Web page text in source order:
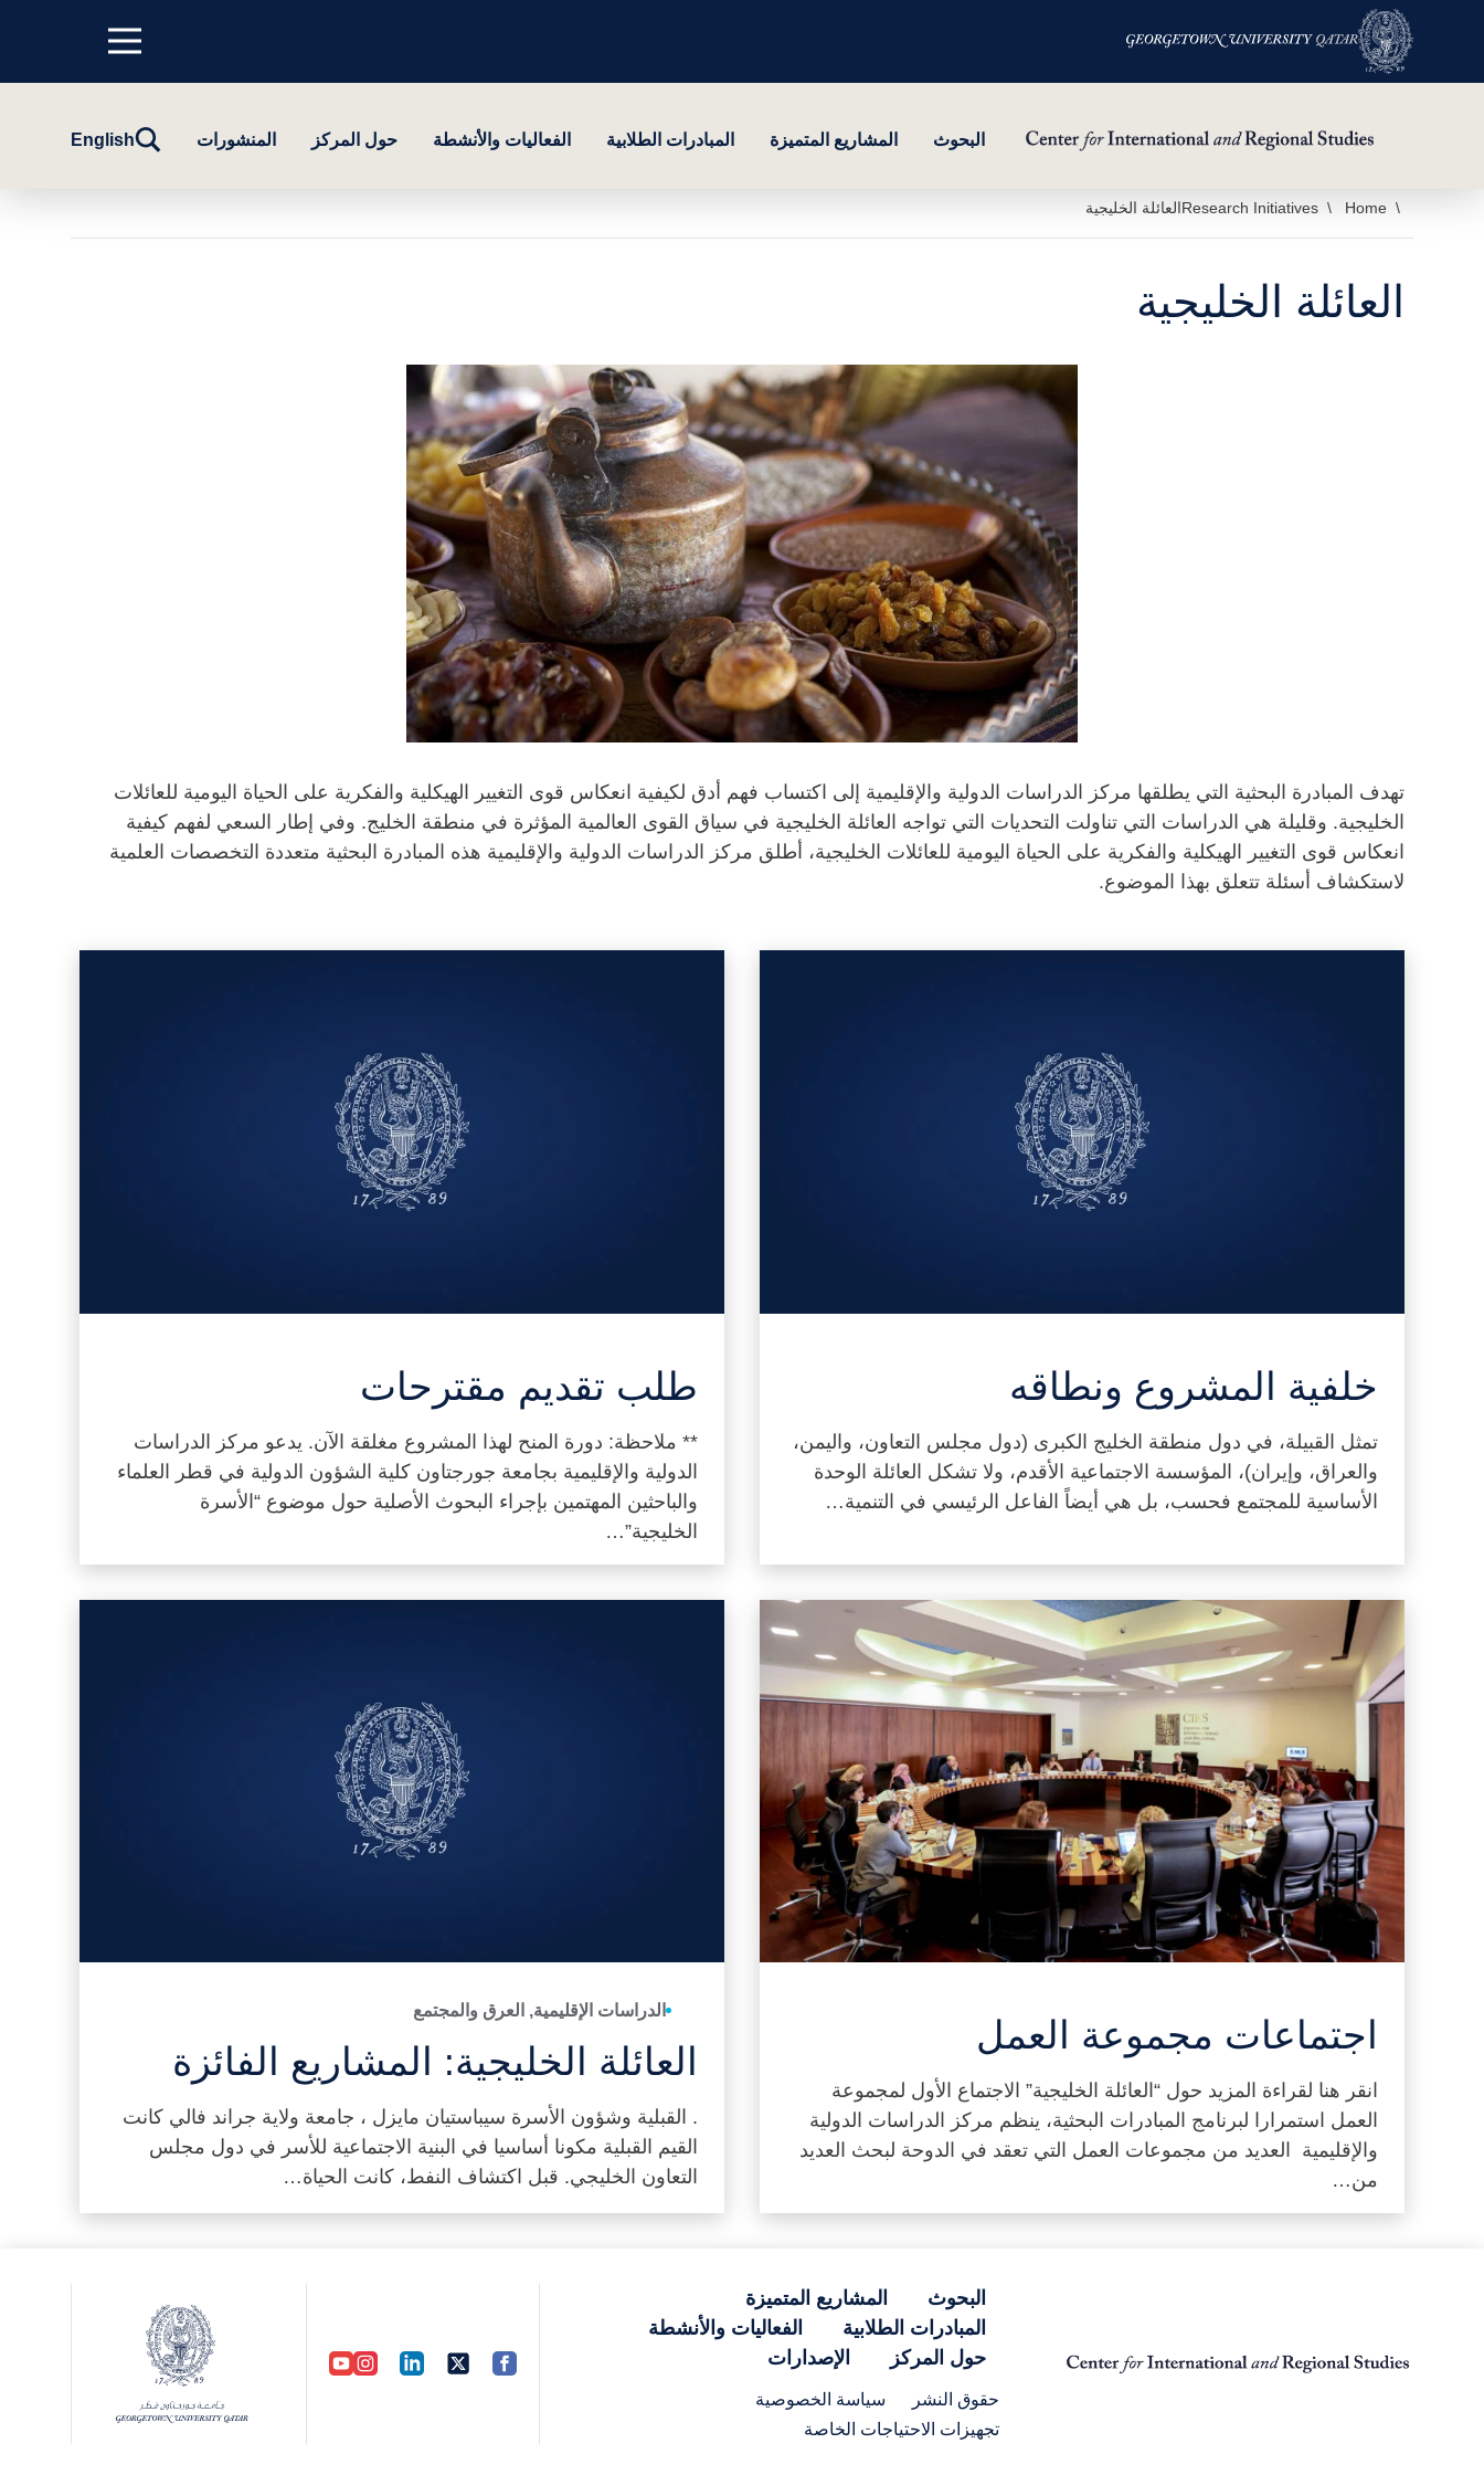
Menu
top
البحوث المشاريع المتميزة المبادرات الطلابية الفعاليات والأنشطة حول المركز المنشورات
تبديلEnglish
Home
Research Initiativesالعائلة الخليجية
العائلة الخليجية
تهدف المبادرة البحثية التي يطلقها مركز الدراسات الدولية والإقليمية إلى اكتساب فهم أدق لكيفية انعكاس قوى التغيير الهيكلية والفكرية على الحياة اليومية للعائلات
الخليجية. وقليلة هي الدراسات التي تناولت التحديات التي تواجه العائلة الخليجية في سياق القوى العالمية المؤثرة في منطقة الخليج. وفي إطار السعي لفهم كيفية
انعكاس قوى التغيير الهيكلية والفكرية على الحياة اليومية للعائلات الخليجية، أطلق مركز الدراسات الدولية والإقليمية هذه المبادرة البحثية متعددة التخصصات العلمية
لاستكشاف أسئلة تتعلق بهذا الموضوع.
خلفية المشروع ونطاقه
تمثل القبيلة، في دول منطقة الخليج الكبرى (دول مجلس التعاون، واليمن،
والعراق، وإيران)، المؤسسة الاجتماعية الأقدم، ولا تشكل العائلة الوحدة
الأساسية للمجتمع فحسب، بل هي أيضاً الفاعل الرئيسي في التنمية…
طلب تقديم مقترحات
** ملاحظة: دورة المنح لهذا المشروع مغلقة الآن. يدعو مركز الدراسات
الدولية والإقليمية بجامعة جورجتاون كلية الشؤون الدولية في قطر العلماء
والباحثين المهتمين بإجراء البحوث الأصلية حول موضوع “الأسرة
الخليجية”…
اجتماعات مجموعة العمل
انقر هنا لقراءة المزيد حول “العائلة الخليجية” الاجتماع الأول لمجموعة
العمل استمرارا لبرنامج المبادرات البحثية، ينظم مركز الدراسات الدولية
والإقليمية العديد من مجموعات العمل التي تعقد في الدوحة لبحث العديد
من…
الدراسات الإقليمية, العرق والمجتمع
العائلة الخليجية: المشاريع الفائزة
. القبلية وشؤون الأسرة سيباستيان مايزل ، جامعة ولاية جراند فالي كانت
القيم القبلية مكونا أساسيا في البنية الاجتماعية للأسر في دول مجلس
التعاون الخليجي. قبل اكتشاف النفط، كانت الحياة…
البحوث
المشاريع المتميزة
المبادرات الطلابية
الفعاليات والأنشطة
حول المركز
الإصدارات
حقوق النشر
سياسة الخصوصية
تجهيزات الاحتياجات الخاصة